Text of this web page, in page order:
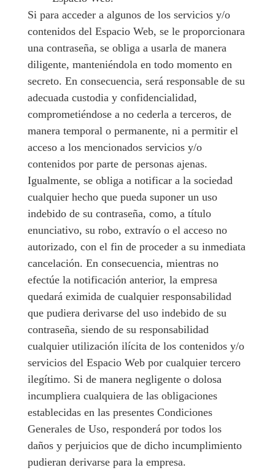
Si para acceder a algunos de los servicios y/o
contenidos del Espacio Web, se le proporcionara
una contraseña, se obliga a usarla de manera
diligente, manteniéndola en todo momento en
secreto. En consecuencia, será responsable de su
adecuada custodia y confidencialidad,
comprometiéndose a no cederla a terceros, de
manera temporal o permanente, ni a permitir el
acceso a los mencionados servicios y/o
contenidos por parte de personas ajenas.
Igualmente, se obliga a notificar a la sociedad
cualquier hecho que pueda suponer un uso
indebido de su contraseña, como, a título
enunciativo, su robo, extravío o el acceso no
autorizado, con el fin de proceder a su inmediata
cancelación. En consecuencia, mientras no
efectúe la notificación anterior, la empresa
quedará eximida de cualquier responsabilidad
que pudiera derivarse del uso indebido de su
contraseña, siendo de su responsabilidad
cualquier utilización ilícita de los contenidos y/o
servicios del Espacio Web por cualquier tercero
ilegítimo. Si de manera negligente o dolosa
incumpliera cualquiera de las obligaciones
establecidas en las presentes Condiciones
Generales de Uso, responderá por todos los
daños y perjuicios que de dicho incumplimiento
pudieran derivarse para la empresa.